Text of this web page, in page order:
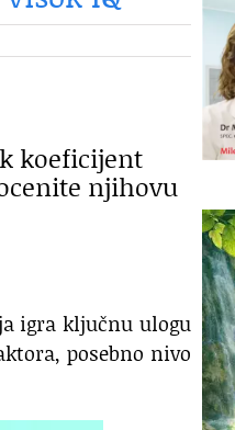
koeficijent
njihovu
igra ključnu ulogu
posebno nivo